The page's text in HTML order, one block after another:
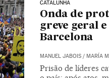
CATALUNHA
Onda de
greve geral
Barcelona
MANUEL JABOIS/ MARÍA
Prisão de líderes